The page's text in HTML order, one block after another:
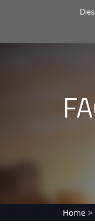
Home>